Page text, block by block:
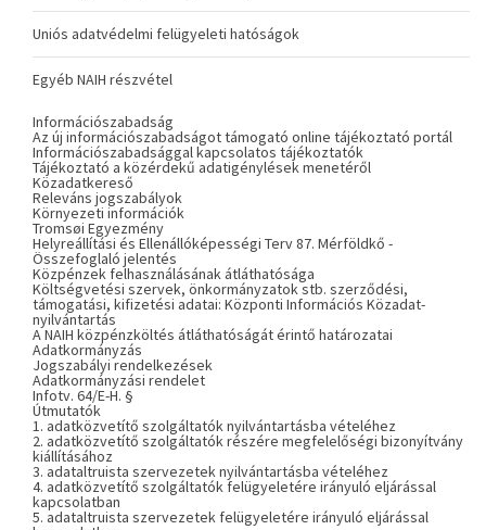
Uniós adatvédelmi felügyeleti hatóságok
Egyéb NAIH részvétel
Információszabadság
Az új információszabadságot támogató online tájékoztató portál
Információszabadsággal kapcsolatos tájékoztatók
Tájékoztató a közérdekű adatigénylések menetéről
Közadatkereső
Releváns jogszabályok
Környezeti információk
Tromsøi Egyezmény
Helyreállítási és Ellenállóképességi Terv 87. Mérföldkő -
Összefoglaló jelentés
Közpénzek felhasználásának átláthatósága
Költségvetési szervek, önkormányzatok stb. szerződési,
támogatási, kifizetési adatai: Központi Információs Közadat-
nyilvántartás
A NAIH közpénzköltés átláthatóságát érintő határozatai
Adatkormányzás
Jogszabályi rendelkezések
Adatkormányzási rendelet
Infotv. 64/E-H. §
Útmutatók
1. adatközvetítő szolgáltatók nyilvántartásba vételéhez
2. adatközvetítő szolgáltatók részére megfelelőségi bizonyítvány
kiállításához
3. adataltruista szervezetek nyilvántartásba vételéhez
4. adatközvetítő szolgáltatók felügyeletére irányuló eljárással
kapcsolatban
5. adataltruista szervezetek felügyeletére irányuló eljárással